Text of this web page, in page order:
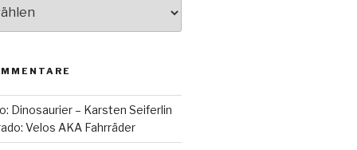
Dinosaurier – Karsten Seiferlin
Velos AKA Fahrräder